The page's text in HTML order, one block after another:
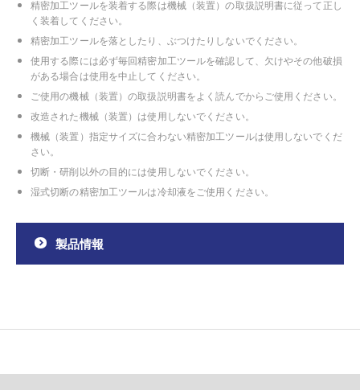
精密加工ツールを装着する際は機械（装置）の取扱説明書に従って正し
く装着してください。
精密加工ツールを落としたり、ぶつけたりしないでください。
使用する際には必ず毎回精密加工ツールを確認して、欠けやその他破損
がある場合は使用を中止してください。
ご使用の機械（装置）の取扱説明書をよく読んでからご使用ください。
改造された機械（装置）は使用しないでください。
機械（装置）指定サイズに合わない精密加工ツールは使用しないでくだ
さい。
切断・研削以外の目的には使用しないでください。
湿式切断の精密加工ツールは冷却液をご使用ください。
製品情報